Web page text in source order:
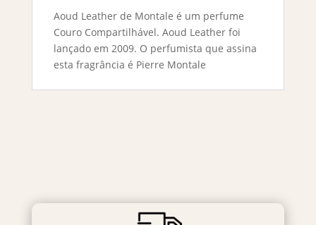
Aoud Leather de Montale é um perfume
Couro Compartilhável. Aoud Leather foi
lançado em 2009. O perfumista que assina
esta fragrância é Pierre Montale